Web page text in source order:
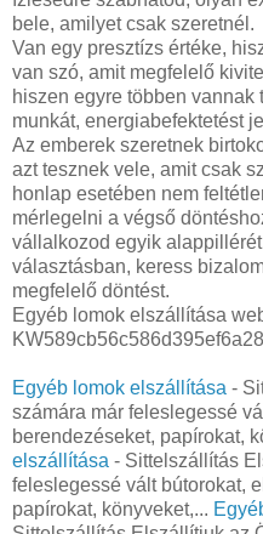
bele, amilyet csak szeretnél.
Van egy presztízs értéke,
van szó, amit megfelelő
hiszen egyre többen vannak
munkát, energiabefektetést
Az emberek szeretnek
azt tesznek vele, amit csak
honlap esetében nem
mérlegelni a végső
vállalkozod egyik
választásban, keress
megfelelő döntést.
Egyéb lomok elszállítása
Egyéb lomok elszállítása -
számára már feleslegessé
berendezéseket, papírokat,
elszállítása - Sittelszállítás
feleslegessé vált bútorokat,
papírokat, könyveket,...